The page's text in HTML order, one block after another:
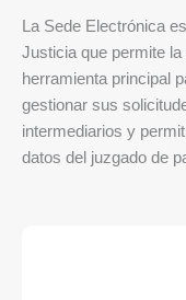
La Sede Electrónica
Justicia que permite
herramienta principal
gestionar sus
intermediarios y
datos del juzgado de